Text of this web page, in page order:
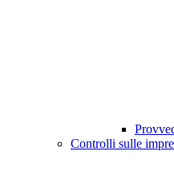
Controlli sulle